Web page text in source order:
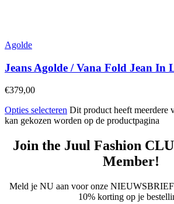
Agolde
Jeans Agolde / Vana Fold Jean In
€379,00
Opties selecteren Dit product heeft meerdere
kan gekozen worden op de productpagina
Join the Juul Fashion
Member!
Meld je NU aan voor onze NIEUWSBRIEF
10% korting op je